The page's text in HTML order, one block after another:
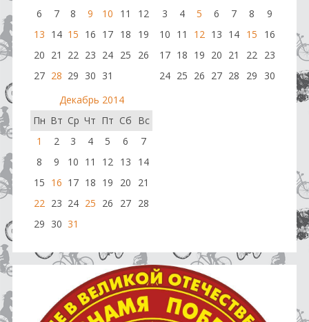
6
7 8 9 10 11
12
13 14 15 16 17 18
19
20 21 22 23 24 25
26
27 28 29 30 31
3
4 5 6 7 8
9
10 11 12 13 14 15
16
17 18 19 20 21 22 23
24 25 26 27 28 29
30
Декабрь 2014
Пн Вт Ср Чт Пт Сб Вс
1
2 3 4 5 6
7
8
9 10 11 12 13
14
15 16 17 18 19 20
21
22 23 24 25 26 27 28
29 30 31